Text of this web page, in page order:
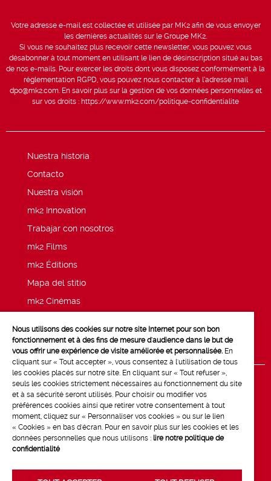
Votre adresse e-mail est collectée et utilisée par MK2 afin de vous envoyer
les dernières actualités sur le Groupe MK2.
Si vous ne souhaitez plus recevoir cette newsletter, vous pouvez vous
désabonner à tout moment en utilisant le lien de désinscription situé au bas
de nos e-mails. Pour exercer les droits dont vous disposez conformément à la
réglementation RGPD, vous pouvez nous contacter à l’adresse mail
dpo@mk2.com. En savoir plus sur la gestion de vos données personnelles et
sur vos droits : https://www.mk2.com/politique-confidentialite
Nuestra historia
Contacto
Nuestra visión
mk2 Innovation
Trabajar con nosotros
mk2 Films
mk2 Éditions
Mapa del stitio
mk2 Cinémas
Menciones legales
Nous utilisons des cookies sur notre site Internet pour son bon
fonctionnement et à des fins de mesure d'audience dans le but de
vous offrir une expérience de visite améliorée et personnalisée. En
cliquant sur « Tout accepter », vous consentez à l'utilisation de tous
les cookies placés sur notre site. En cliquant sur « Tout refuser »,
seuls les cookies strictement nécessaires au fonctionnement du site
et à sa sécurité seront utilisés. Pour choisir ou modifier vos
préférences cookies ainsi que retirer votre consentement à tout
moment, cliquez sur « Personnaliser vos cookies » ou sur le lien
« Cookies » en bas d'écran. Pour en savoir plus sur les cookies et les
données personnelles que nous utilisons : lire notre politique de
confidentialité